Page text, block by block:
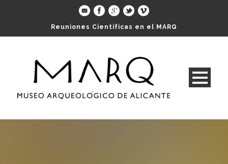
Reuniones Científicas en el MARQ